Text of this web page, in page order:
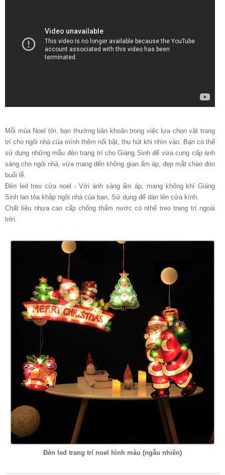
Mỗi mùa Noel tới, bạn thường băn khoăn trong việc lựa chọn vật trang
trí cho ngôi nhà của mình thêm nổi bật, thu hút khi nhìn vào. Bạn có thể
sử dụng những mẫu đèn trang trí cho Giáng Sinh để vừa cung cấp ánh
sáng cho ngôi nhà, vừa mang đến không gian ấm áp, đẹp mắt chào đón
buổi lễ.
Đèn led treo cửa noel - Với ánh sáng ấm áp, mang không khí Giáng
Sinh lan tỏa khắp ngôi nhà của bạn, Sử dụng để dán lên cửa kính.
Chất liệu nhựa cao cấp chống thấm nước có nthể treo trang trí ngoài
trời.
Đèn led trang trí noel hình màu (ngẫu nhiên)